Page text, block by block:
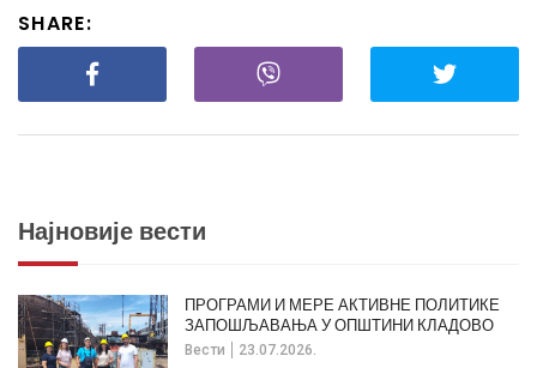
SHARE:
Најновије вести
Вести 23.07.2026.
ПРОГРАМИ И МЕРЕ АКТИВНЕ ПОЛИТИКЕ
ЗАПОШЉАВАЊА У ОПШТИНИ КЛАДОВО